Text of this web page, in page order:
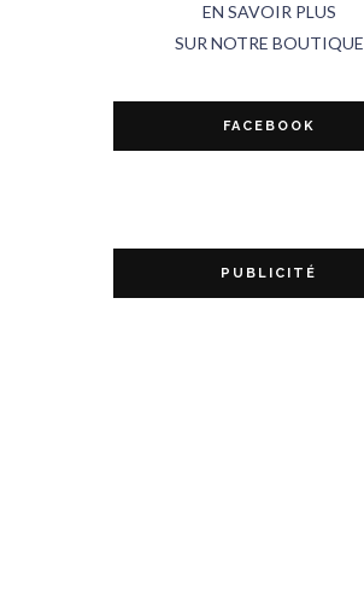
EN SAVOIR PLUS
SUR NOTRE BOUTIQUE
FACEBOOK
PUBLICITÉ